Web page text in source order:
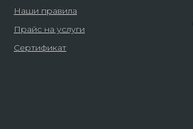
Наши правила
Прайс на услуги
Сертификат